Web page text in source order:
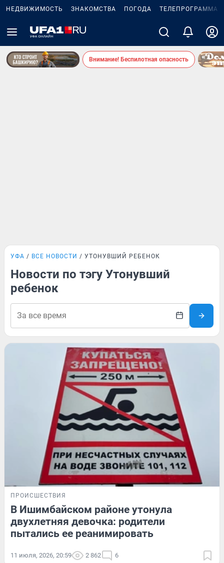
НЕДВИЖИМОСТЬ ЗНАКОМСТВА ПОГОДА ТЕЛЕПРОГРАММА
Внимание! Беспилотная опасность
УФА ВСЕ НОВОСТИ УТОНУВШИЙ РЕБЕНОК
Новости по тэгу Утонувший
ребенок
ПРОИСШЕСТВИЯ
В Ишимбайском районе утонула
двухлетняя девочка: родители
пытались ее реанимировать
11 июля, 2026, 20:59 2 862 6